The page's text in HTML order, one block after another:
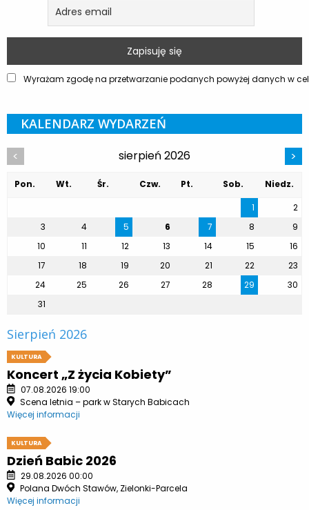
Wyrażam zgodę na przetwarzanie podanych powyżej danych w
KALENDARZ WYDARZEŃ
< sierpień 2026 >
Pon. Wt. Śr. Czw. Pt. Sob.
Niedz.
1
2
3
4 5 6 7 8
9
10
11 12 13 14 15
16
17
18 19 20 21 22
23
24
25 26 27 28 29
30
31
Sierpień 2026
KULTURA
Koncert „Z życia Kobiety”
07.08.2026 19:00
Scena letnia – park w Starych Babicach
Więcej informacji
KULTURA
Dzień Babic 2026
29.08.2026 00:00
Polana Dwóch Stawów, Zielonki-Parcela
Więcej informacji